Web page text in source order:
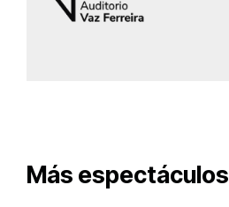
Más espectáculos